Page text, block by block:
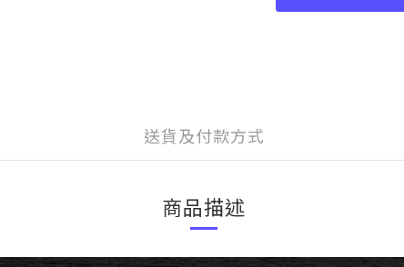
送貨及付款方式
商品描述